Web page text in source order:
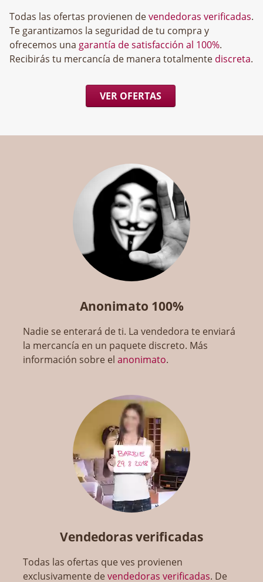
Todas las ofertas provienen devendedoras verificadas.
Te garantizamos la seguridad de tu compra y
ofrecemos una garantía de satisfacción al 100%.
Recibirás tu mercancía de manera totalmente discreta.
VER OFERTAS
Anonimato 100%
Nadie se enterará de ti. La vendedora te enviará
la mercancía en un paquete discreto. Más
información sobre elanonimato.
Vendedoras verificadas
Todas las ofertas que ves provienen
exclusivamente devendedoras verificadas. De